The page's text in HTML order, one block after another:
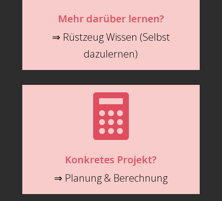
Mehr darüber lernen?
⇒ Rüstzeug Wissen (Selbst
dazulernen)

Konkretes Projekt?
⇒ Planung & Berechnung